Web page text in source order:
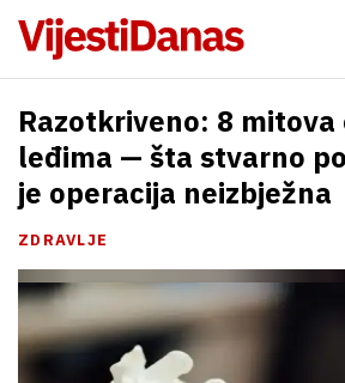
Razotkriveno: 8 mitova
leđima — šta stvarno
je operacija neizbježna
ZDRAVLJE